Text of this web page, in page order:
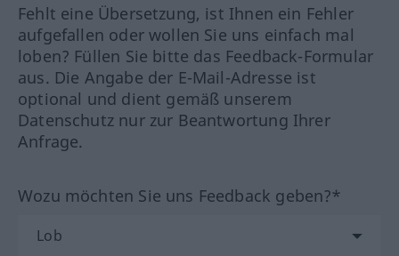
Fehlt eine Übersetzung, ist Ihnen ein Fehler
aufgefallen oder wollen Sie uns einfach mal
loben? Füllen Sie bitte das Feedback-Formular
aus. Die Angabe der E-Mail-Adresse ist
optional und dient gemäß unserem
Datenschutz nur zur Beantwortung Ihrer
Anfrage.
Wozu möchten Sie uns Feedback geben?*